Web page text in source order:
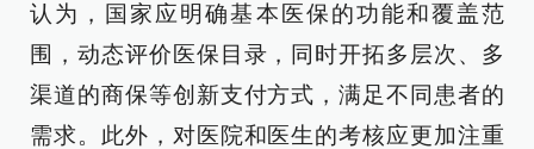
认为，国家应明确基本医保的功能和覆盖范
围，动态评价医保目录，同时开拓多层次、多
渠道的商保等创新支付方式，满足不同患者的
需求。此外，对医院和医生的考核应更加注重